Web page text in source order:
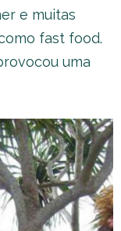
e muitas
fast food.
uma